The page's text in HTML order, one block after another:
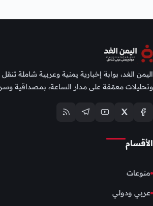
اليمن الغد، بوابة إخبارية يمنية وعربية شاملة تنقل
وتحليلات معمّقة على مدار الساعة، بمصداقية
الأقسام
منوعات
عربي ودولي